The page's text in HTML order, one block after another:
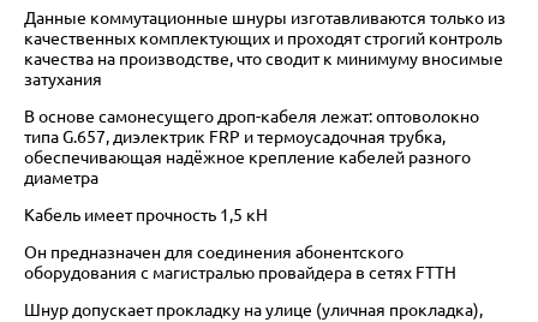
Данные коммутационные шнуры изготавливаются только из
качественных комплектующих и проходят строгий контроль
качества на производстве, что сводит к минимуму вносимые
затухания
В основе самонесущего дроп-кабеля лежат: оптоволокно
типа G.657, диэлектрик FRP и термоусадочная трубка,
обеспечивающая надёжное крепление кабелей разного
диаметра
Кабель имеет прочность 1,5 кН
Он предназначен для соединения абонентского
оборудования с магистралью провайдера в сетях FTTH
Шнур допускает прокладку на улице (уличная прокладка),